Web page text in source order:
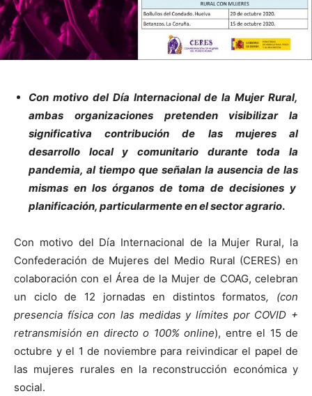
Con motivo del Día Internacional de la Mujer Rural,
ambas organizaciones pretenden visibilizar la
significativa contribución de las mujeres al
desarrollo local y comunitario durante toda la
pandemia, al tiempo que señalan la ausencia de las
mismas en los órganos de toma de decisiones y
planificación, particularmente en el sector agrario.
Con motivo del Día Internacional de la Mujer Rural, la
Confederación de Mujeres del Medio Rural (CERES) en
colaboración con el Área de la Mujer de COAG, celebran
un ciclo de 12 jornadas en distintos formatos, (con
presencia física con las medidas y límites por COVID +
retransmisión en directo o 100% online), entre el 15 de
octubre y el 1 de noviembre para reivindicar el papel de
las mujeres rurales en la reconstrucción económica y
social.